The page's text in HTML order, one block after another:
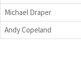
Michael Draper
Andy Copeland